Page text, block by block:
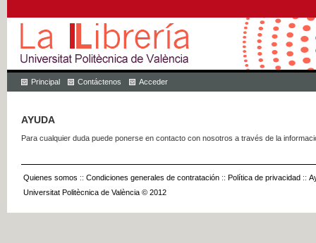
Principal Contáctenos Acceder
AYUDA
Para cualquier duda puede ponerse en contacto con nosotros a través de la
Quienes somos :: Condiciones generales de contratación :: Política de privacidad ::
Universitat Politècnica de València © 2012